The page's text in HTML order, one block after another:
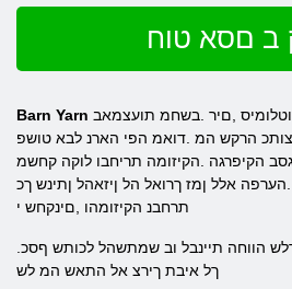
ב םסא טוח
Barn Yarn
הרקש המ .דואמ הפי הארנ לבא טושפ
הקיפרגה .הקיזומה תריחבו לוקה קחשמ
אלל ןמז ךרואל הל ןיזאהל ןתינש ךכ
תרחבנ הקיזומהו ,םינקחש י
ךל איבת ךירצ אל התאש המ לש